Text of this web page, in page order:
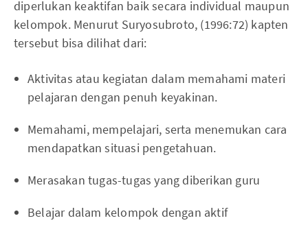
diperlukan keaktifan baik secara individual maupun
kelompok. Menurut Suryosubroto, (1996:72) kapten
tersebut bisa dilihat dari:
Aktivitas atau kegiatan dalam memahami materi
pelajaran dengan penuh keyakinan.
Memahami, mempelajari, serta menemukan cara
mendapatkan situasi pengetahuan.
Merasakan tugas-tugas yang diberikan guru
Belajar dalam kelompok dengan aktif